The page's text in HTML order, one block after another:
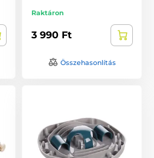
Raktáron
3 990 Ft
Összehasonlítás